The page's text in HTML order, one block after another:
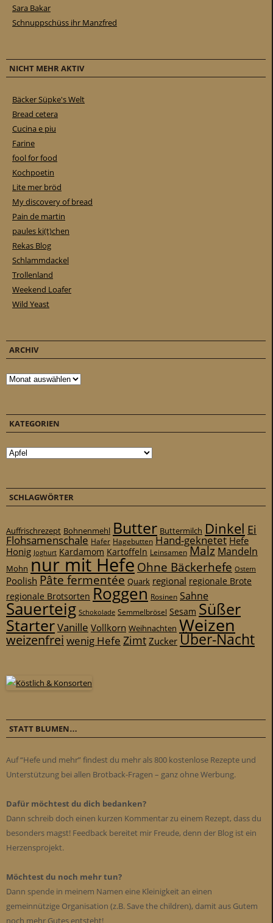
Sara Bakar
Schnuppschüss ihr Manzfred
NICHT MEHR AKTIV
Bäcker Süpke's Welt
Bread cetera
Cucina e piu
Farine
fool for food
Kochpoetin
Lite mer bröd
My discovery of bread
Pain de martin
paules ki(t)chen
Rekas Blog
Schlammdackel
Trollenland
Weekend Loafer
Wild Yeast
ARCHIV
Archiv
KATEGORIEN
Kategorien
SCHLAGWÖRTER
Auffrischrezept Bohnenmehl Butter Buttermilch Dinkel Ei
Flohsamenschale Hafer Hagebutten Hand-geknetet Hefe
Honig Joghurt Kardamom Kartoffeln Leinsamen Malz Mandeln
Mohn nur mit Hefe Ohne Bäckerhefe Ostern
Poolish Pâte fermentée Quark regional regionale Brote
regionale Brotsorten Roggen Rosinen Sahne
Sauerteig Schokolade Semmelbrösel Sesam Süßer
StarterVanille Vollkorn Weihnachten Weizen
weizenfrei wenig Hefe ZimtZuckerÜber-Nacht
STATT BLUMEN…
Auf “Hefe und mehr” findest du mehr als 800 kostenlose Rezepte und
Unterstützung bei allen Brotback-Fragen – ganz ohne Werbung.
Dafür möchtest du dich bedanken?
Dann schreib doch einen kurzen Kommentar zu einem Rezept, dass du
besonders magst! Feedback bereitet mir Freude, denn der Blog ist ein
Herzensprojekt.
Möchtest du noch mehr tun?
Dann spende in meinem Namen eine Kleinigkeit an einen
gemeinnützige Organisation (z.B. Save the children), damit aus Gutem